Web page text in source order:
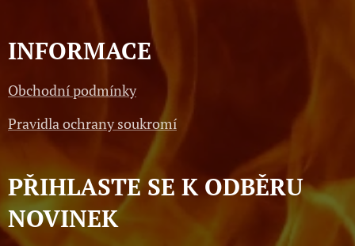
INFORMACE
Obchodní podmínky
Pravidla ochrany soukromí
PŘIHLASTE SE K ODBĚRU
NOVINEK